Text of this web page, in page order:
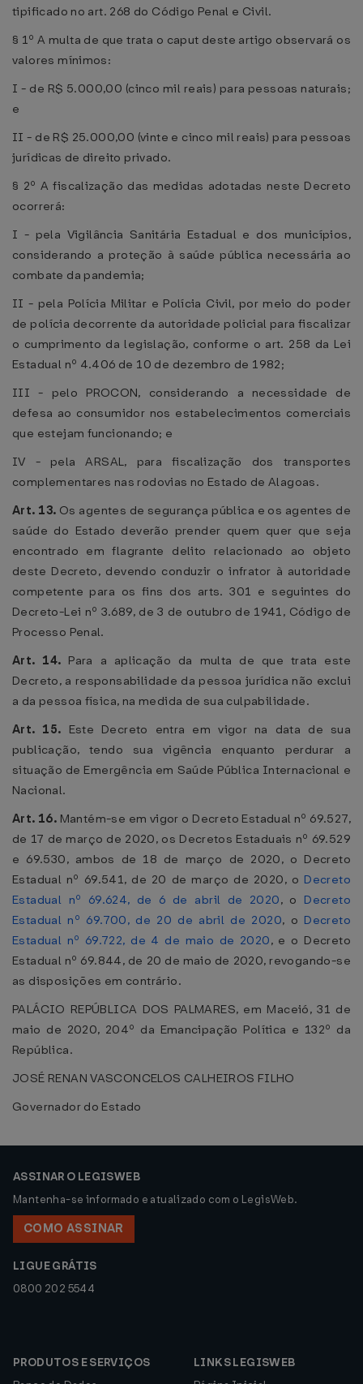
tipificado no art. 268 do Código Penal e Civil.
§ 1º A multa de que trata o caput deste artigo observará os
valores mínimos:
I - de R$ 5.000,00 (cinco mil reais) para pessoas naturais;
e
II - de R$ 25.000,00 (vinte e cinco mil reais) para pessoas
jurídicas de direito privado.
§ 2º A fiscalização das medidas adotadas neste Decreto
ocorrerá:
I - pela Vigilância Sanitária Estadual e dos municípios,
considerando a proteção à saúde pública necessária ao
combate da pandemia;
II - pela Polícia Militar e Polícia Civil, por meio do poder
de polícia decorrente da autoridade policial para fiscalizar
o cumprimento da legislação, conforme o art. 258 da Lei
Estadual nº 4.406 de 10 de dezembro de 1982;
III - pelo PROCON, considerando a necessidade de
defesa ao consumidor nos estabelecimentos comerciais
que estejam funcionando; e
IV - pela ARSAL, para fiscalização dos transportes
complementares nas rodovias no Estado de Alagoas.
Art. 13. Os agentes de segurança pública e os agentes de
saúde do Estado deverão prender quem quer que seja
encontrado em flagrante delito relacionado ao objeto
deste Decreto, devendo conduzir o infrator à autoridade
competente para os fins dos arts. 301 e seguintes do
Decreto-Lei nº 3.689, de 3 de outubro de 1941, Código de
Processo Penal.
Art. 14. Para a aplicação da multa de que trata este
Decreto, a responsabilidade da pessoa jurídica não exclui
a da pessoa física, na medida de sua culpabilidade.
Art. 15. Este Decreto entra em vigor na data de sua
publicação, tendo sua vigência enquanto perdurar a
situação de Emergência em Saúde Pública Internacional e
Nacional.
Art. 16. Mantém-se em vigor o Decreto Estadual nº 69.527,
de 17 de março de 2020, os Decretos Estaduais nº 69.529
e 69.530, ambos de 18 de março de 2020, o Decreto
Estadual nº 69.541, de 20 de março de 2020, o Decreto
Estadual nº 69.624, de 6 de abril de 2020, o Decreto
Estadual nº 69.700, de 20 de abril de 2020, o Decreto
Estadual nº 69.722, de 4 de maio de 2020, e o Decreto
Estadual nº 69.844, de 20 de maio de 2020, revogando-se
as disposições em contrário.
PALÁCIO REPÚBLICA DOS PALMARES, em Maceió, 31 de
maio de 2020, 204º da Emancipação Política e 132º da
República.
JOSÉ RENAN VASCONCELOS CALHEIROS FILHO
Governador do Estado
ASSINAR O LEGISWEB
Mantenha-se informado e atualizado com o LegisWeb.
COMO ASSINAR
LIGUE GRÁTIS
0800 202 5544
PRODUTOS E SERVIÇOS
LINKS LEGISWEB